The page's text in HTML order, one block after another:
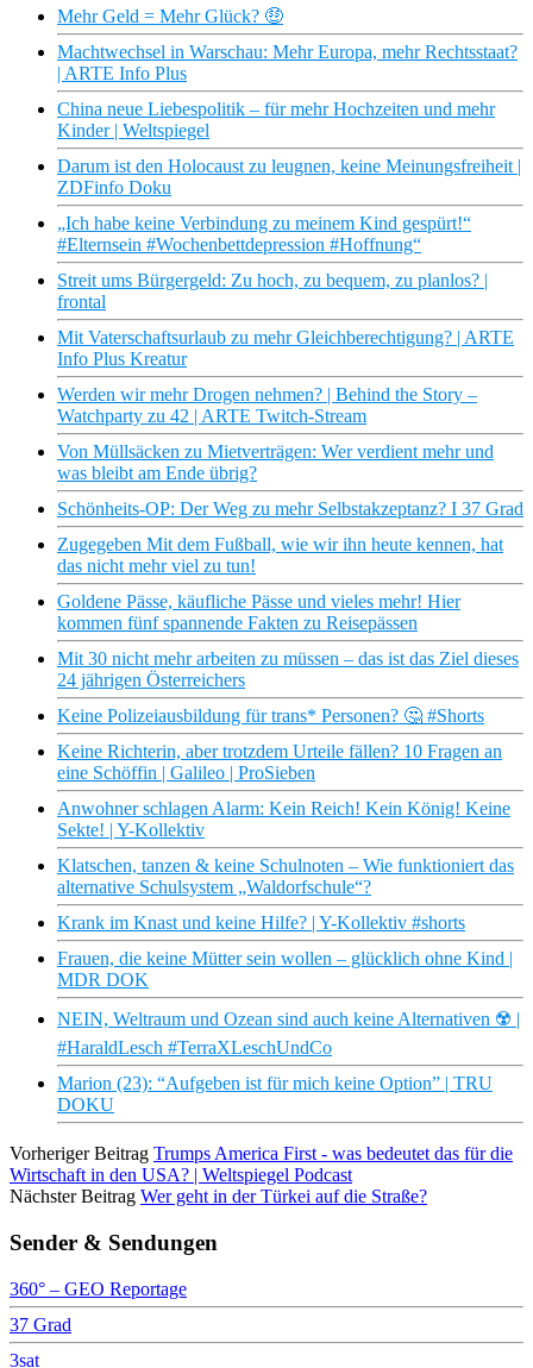
Mehr Geld = Mehr Glück? 🤑
Machtwechsel in Warschau: Mehr Europa, mehr Rechtsstaat?
| ARTE Info Plus
China neue Liebespolitik – für mehr Hochzeiten und mehr
Kinder | Weltspiegel
Darum ist den Holocaust zu leugnen, keine Meinungsfreiheit |
ZDFinfo Doku
„Ich habe keine Verbindung zu meinem Kind gespürt!“
#Elternsein #Wochenbettdepression #Hoffnung“
Streit ums Bürgergeld: Zu hoch, zu bequem, zu planlos? |
frontal
Mit Vaterschaftsurlaub zu mehr Gleichberechtigung? | ARTE
Info Plus Kreatur
Werden wir mehr Drogen nehmen? | Behind the Story –
Watchparty zu 42 | ARTE Twitch-Stream
Von Müllsäcken zu Mietverträgen: Wer verdient mehr und
was bleibt am Ende übrig?
Schönheits-OP: Der Weg zu mehr Selbstakzeptanz? I 37 Grad
Zugegeben Mit dem Fußball, wie wir ihn heute kennen, hat
das nicht mehr viel zu tun!
Goldene Pässe, käufliche Pässe und vieles mehr! Hier
kommen fünf spannende Fakten zu Reisepässen
Mit 30 nicht mehr arbeiten zu müssen – das ist das Ziel dieses
24 jährigen Österreichers
Keine Polizeiausbildung für trans* Personen? 🤔 #Shorts
Keine Richterin, aber trotzdem Urteile fällen? 10 Fragen an
eine Schöffin | Galileo | ProSieben
Anwohner schlagen Alarm: Kein Reich! Kein König! Keine
Sekte! | Y-Kollektiv
Klatschen, tanzen & keine Schulnoten – Wie funktioniert das
alternative Schulsystem „Waldorfschule“?
Krank im Knast und keine Hilfe? | Y-Kollektiv #shorts
Frauen, die keine Mütter sein wollen – glücklich ohne Kind |
MDR DOK
NEIN, Weltraum und Ozean sind auch keine Alternativen ☢️ |
#HaraldLesch #TerraXLeschUndCo
Marion (23): “Aufgeben ist für mich keine Option” | TRU
DOKU
Vorheriger Beitrag Trumps America First - was bedeutet das für die
Wirtschaft in den USA? | Weltspiegel Podcast
Nächster Beitrag Wer geht in der Türkei auf die Straße?
Sender & Sendungen
360° – GEO Reportage
37 Grad
3sat